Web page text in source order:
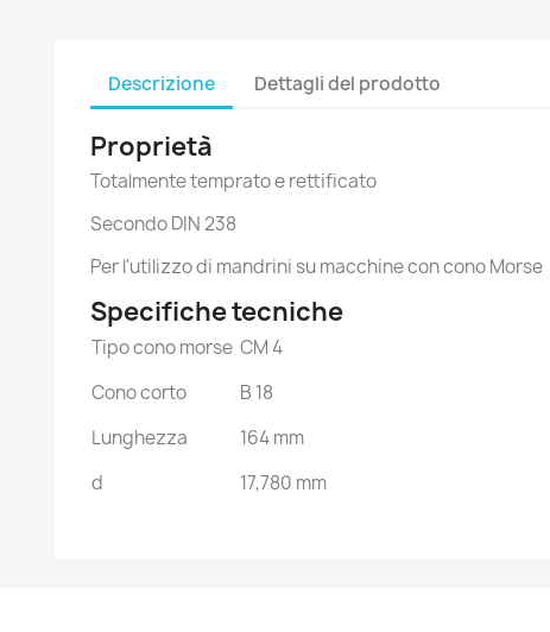
Descrizione Dettagli del prodotto
Proprietà
Totalmente temprato e rettificato
Secondo DIN 238
Per l'utilizzo di mandrini su macchine con cono Morse
Specifiche tecniche
Tipo cono morse CM 4
Cono corto
B 18
Lunghezza
164 mm
d
17,780 mm